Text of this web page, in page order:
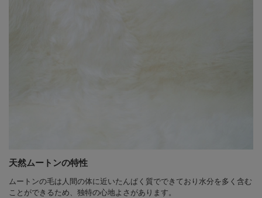
天然ムートンの特性
ムートンの毛は人間の体に近いたんぱく質でできており水分を多く含む
ことができるため、独特の心地よさがあります。